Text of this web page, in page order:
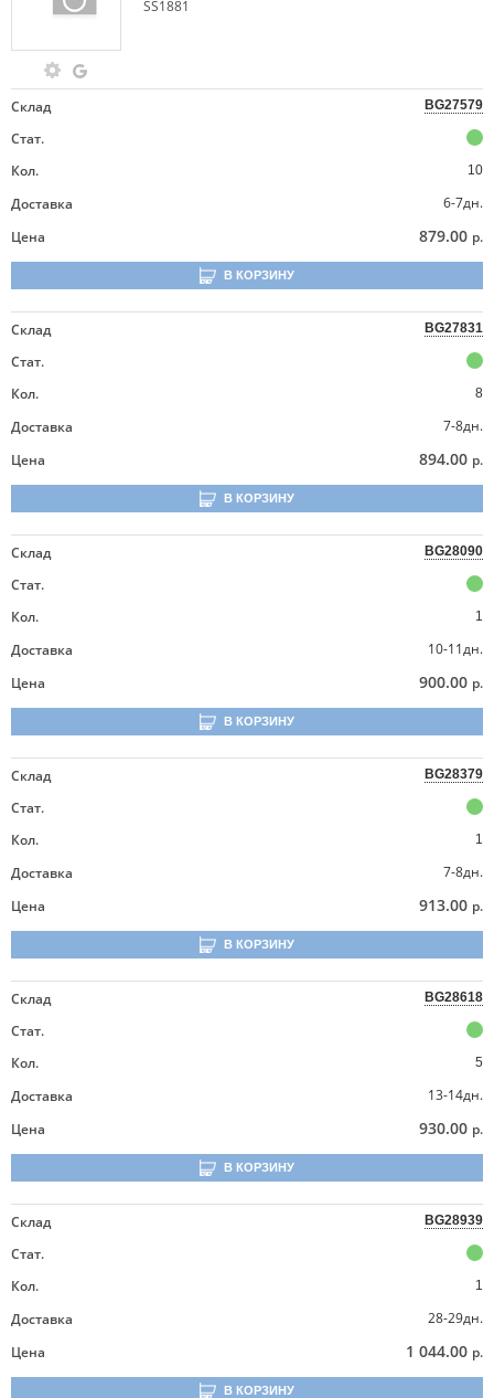
SS1881
Склад BG27579
Стат.
Кол.
10
Доставка
6-7дн.
Цена
879.00 р.
В КОРЗИНУ
Склад BG27831
Стат.
Кол.
8
Доставка
7-8дн.
Цена
894.00 р.
В КОРЗИНУ
Склад BG28090
Стат.
Кол.
1
Доставка
10-11дн.
Цена
900.00 р.
В КОРЗИНУ
Склад BG28379
Стат.
Кол.
1
Доставка
7-8дн.
Цена
913.00 р.
В КОРЗИНУ
Склад BG28618
Стат.
Кол.
5
Доставка
13-14дн.
Цена
930.00 р.
В КОРЗИНУ
Склад BG28939
Стат.
Кол.
1
Доставка
28-29дн.
Цена
1 044.00 р.
В КОРЗИНУ